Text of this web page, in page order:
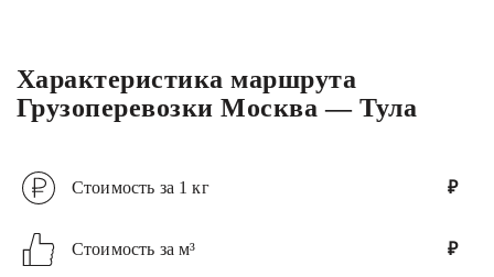
Характеристика маршрута
Грузоперевозки Москва — Тула
Стоимость за 1 кг ₽
Стоимость за м³ ₽